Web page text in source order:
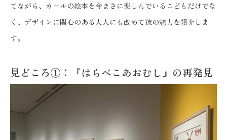
てながら、カールの絵本を今まさに楽しんでいるこどもだけでな
く、デザインに関心のある大人にも改めて彼の魅力を紹介しま
す。
見どころ①：『はらぺこあおむし』の再発見